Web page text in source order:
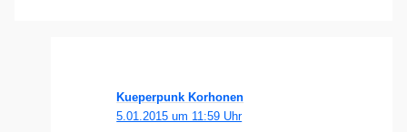
Kueperpunk Korhonen
5.01.2015 um 11:59 Uhr